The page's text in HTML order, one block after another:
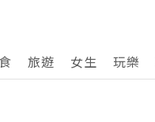
旅遊 女生 玩樂